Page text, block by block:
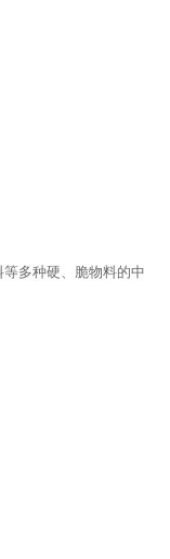
多种硬、脆物料的中